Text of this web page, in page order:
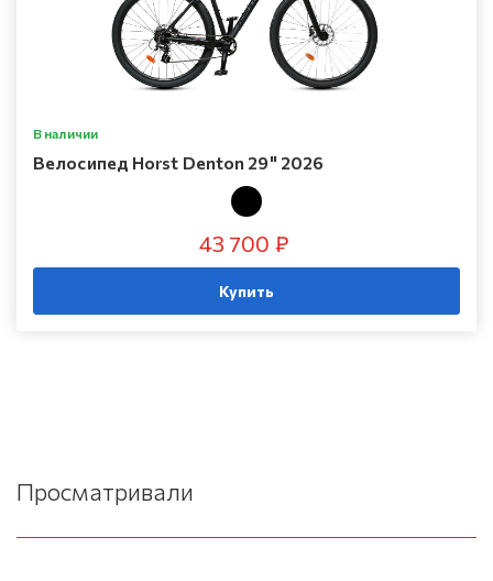
В наличии
Велосипед Horst Denton 29" 2026
43 700 ₽
Купить
Просматривали